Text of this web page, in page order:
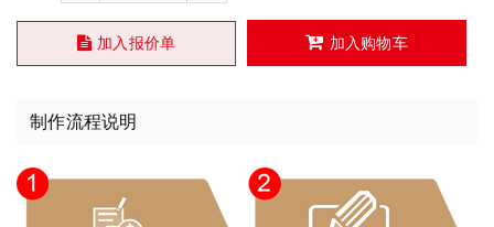
加入报价单 加入购物车
制作流程说明